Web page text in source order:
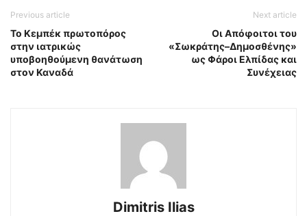
Previous article
Το Κεμπέκ πρωτοπόρος
στην ιατρικώς
υποβοηθούμενη θανάτωση
στον Καναδά
Next article
Οι Απόφοιτοι του
«Σωκράτης–Δημοσθένης»
ως Φάροι Ελπίδας και
Συνέχειας
Dimitris Ilias